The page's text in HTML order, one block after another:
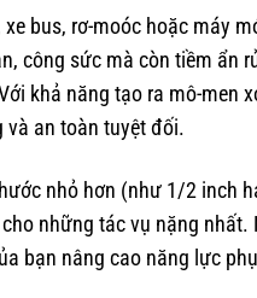
bus, rơ-moóc hoặc máy
công sức mà còn tiềm ẩn
khả năng tạo ra mô-men
và an toàn tuyệt đối.
nhỏ hơn (như 1/2 inch
những tác vụ nặng
bạn nâng cao năng lực